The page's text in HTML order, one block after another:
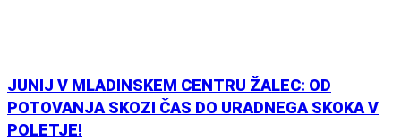
JUNIJ V MLADINSKEM CENTRU ŽALEC: OD
POTOVANJA SKOZI ČAS DO URADNEGA SKOKA V
POLETJE!